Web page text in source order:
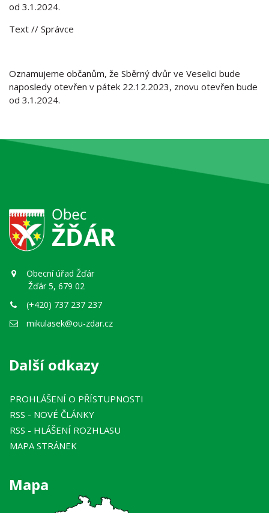
od 3.1.2024.
Text // Správce
Oznamujeme občanům, že Sběrný dvůr ve Veselici bude
naposledy otevřen v pátek 22.12.2023, znovu otevřen bude
od 3.1.2024.
Obecní úřad Žďár
Žďár 5, 679 02
(+420) 737 237 237
mikulasek@ou-zdar.cz
Další odkazy
PROHLÁŠENÍ O PŘÍSTUPNOSTI
RSS - NOVÉ ČLÁNKY
RSS - HLÁŠENÍ ROZHLASU
MAPA STRÁNEK
Mapa